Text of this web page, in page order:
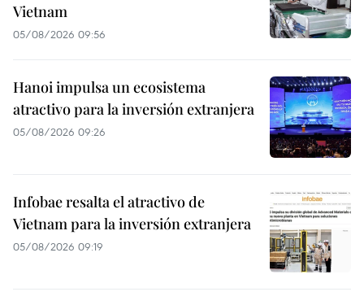
Vietnam
05/08/2026 09:56
Hanoi impulsa un ecosistema
atractivo para la inversión extranjera
05/08/2026 09:26
Infobae resalta el atractivo de
Vietnam para la inversión extranjera
05/08/2026 09:19